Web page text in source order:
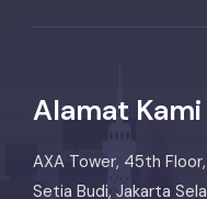
Alamat Kami
AXA Tower, 45th
Setia Budi, Jakarta